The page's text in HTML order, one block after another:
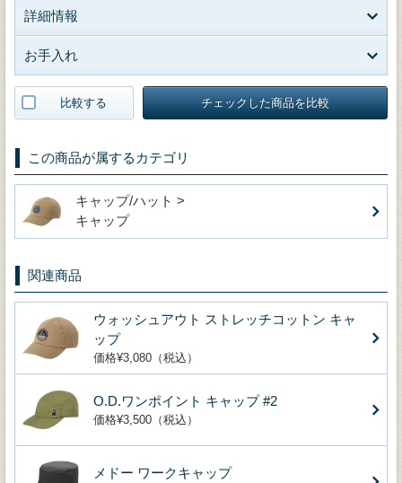
詳細情報
お手入れ
比較する チェックした商品を比較
この商品が属するカテゴリ
キャップ/ハット >
キャップ
関連商品
ウォッシュアウト ストレッチコットン キャ
ップ
価格¥3,080（税込）
O.D.ワンポイント キャップ #2
価格¥3,500（税込）
メドー ワークキャップ